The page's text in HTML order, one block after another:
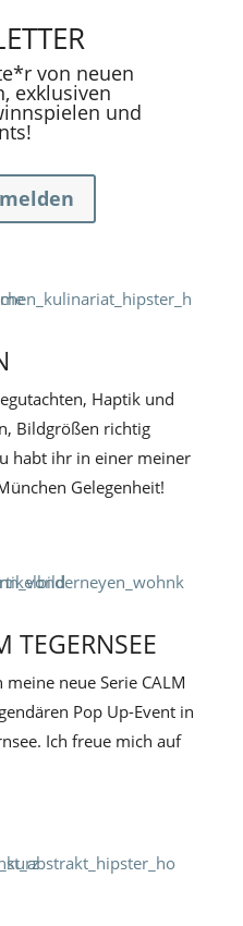
von neuen
exklusiven
und
Haptik und
Bildgrößen richtig
habt ihr in einer meiner
Gelegenheit!
TEGERNSEE
neue Serie CALM
Pop Up-Event in
Ich freue mich auf